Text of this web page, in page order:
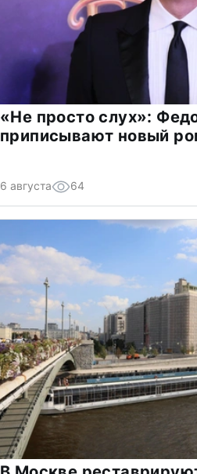
«Не просто слух»:
приписывают новый
6 августа 64